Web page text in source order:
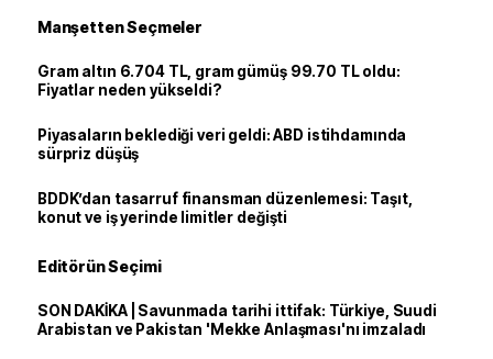
Manşetten Seçmeler
Gram altın 6.704 TL, gram gümüş 99.70 TL oldu:
Fiyatlar neden yükseldi?
Piyasaların beklediği veri geldi: ABD istihdamında
sürpriz düşüş
BDDK’dan tasarruf finansman düzenlemesi: Taşıt,
konut ve iş yerinde limitler değişti
Editörün Seçimi
SON DAKİKA | Savunmada tarihi ittifak: Türkiye, Suudi
Arabistan ve Pakistan 'Mekke Anlaşması'nı imzaladı